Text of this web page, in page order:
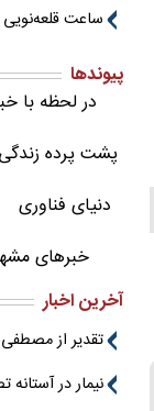
ساعت قلعه‌نویی ۲۰ خانواده را از فلاکت نجات می‌دهد
پیوندها
در لحظه با
پشت پرده
دنیای فناوری
خبرهای
آخرین اخبار
تقدیر از
نیمار در